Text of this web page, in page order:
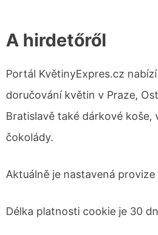
A hirdetőről
Portál KvětinyExpres.cz
doručování květin v Praze,
Bratislavě také dárkové koše,
čokolády.
Aktuálně je nastavená provize
Délka platnosti cookie je 30